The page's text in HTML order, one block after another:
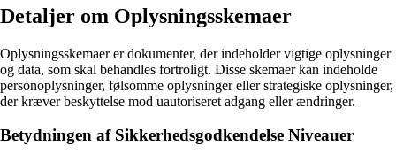
Detaljer om Oplysningsskemaer
Oplysningsskemaer er dokumenter, der indeholder vigtige oplysninger
og data, som skal behandles fortroligt. Disse skemaer kan indeholde
personoplysninger, følsomme oplysninger eller strategiske oplysninger,
der kræver beskyttelse mod uautoriseret adgang eller ændringer.
Betydningen af Sikkerhedsgodkendelse Niveauer